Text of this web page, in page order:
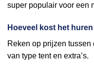
super populair voor een
Hoeveel kost het
Reken op prijzen
van type tent en extra’s.